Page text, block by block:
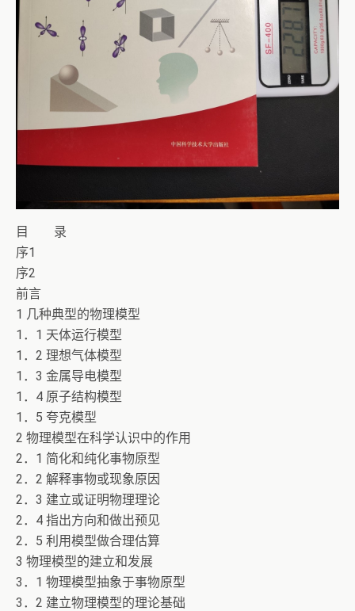
目 录
序1
序2
前言
1 几种典型的物理模型
1．1 天体运行模型
1．2 理想气体模型
1．3 金属导电模型
1．4 原子结构模型
1．5 夸克模型
2 物理模型在科学认识中的作用
2．1 简化和纯化事物原型
2．2 解释事物或现象原因
2．3 建立或证明物理理论
2．4 指出方向和做出预见
2．5 利用模型做合理估算
3 物理模型的建立和发展
3．1 物理模型抽象于事物原型
3．2 建立物理模型的理论基础